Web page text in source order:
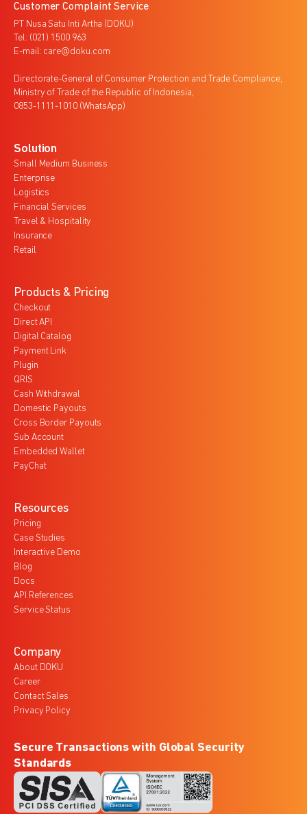
Customer Complaint Service
PT Nusa Satu Inti Artha (DOKU)
Tel: (021) 1500 963
E-mail: care@doku.com
Directorate-General of Consumer Protection and Trade Compliance,
Ministry of Trade of the Republic of Indonesia,
0853-1111-1010 (WhatsApp)
Solution
Small Medium Business
Enterprise
Logistics
Financial Services
Travel & Hospitality
Insurance
Retail
Products & Pricing
Checkout
Direct API
Digital Catalog
Payment Link
Plugin
QRIS
Cash Withdrawal
Domestic Payouts
Cross Border Payouts
Sub Account
Embedded Wallet
PayChat
Resources
Pricing
Case Studies
Interactive Demo
Blog
Docs
API References
Service Status
Company
About DOKU
Career
Contact Sales
Privacy Policy
Secure Transactions with Global Security
Standards